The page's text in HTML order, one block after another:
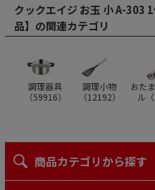
クックエイジ お玉 小 A-303
品】の関連カテゴリ
調理器具
（59916）
調理小物
（12192）
おた
ル（
商品カテゴリから探す